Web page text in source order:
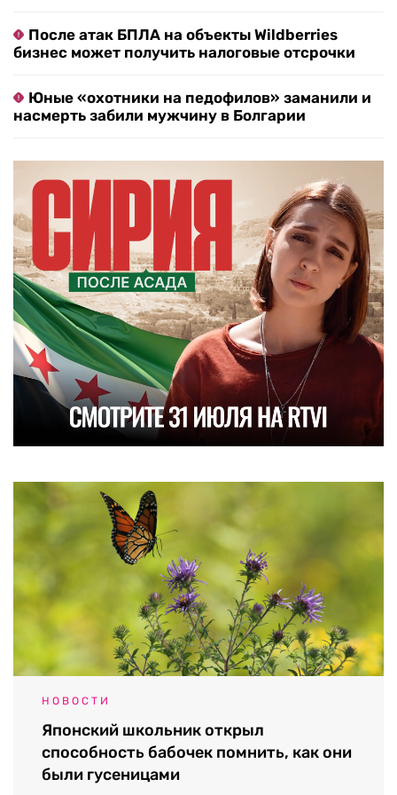
После атак БПЛА на объекты Wildberries
бизнес может получить налоговые отсрочки
Юные «охотники на педофилов» заманили и
насмерть забили мужчину в Болгарии
НОВОСТИ
Японский школьник открыл
способность бабочек помнить, как они
были гусеницами